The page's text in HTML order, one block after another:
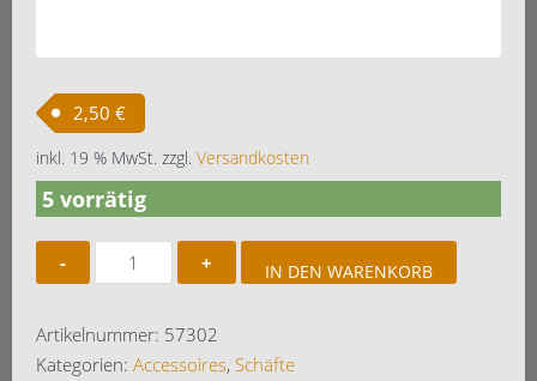
2,50 €
inkl. 19 % MwSt. zzgl. Versandkosten
5 vorrätig
Shaft
EX
IN DEN WARENKORB
Artikelnummer: 57302
Kategorien: Accessoires, Schäfte